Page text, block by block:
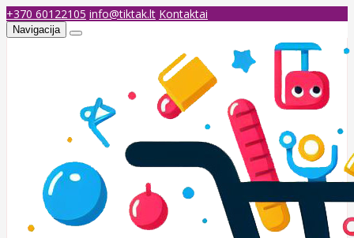
+370 60122105 info@tiktak.lt Kontaktai
Navigacija